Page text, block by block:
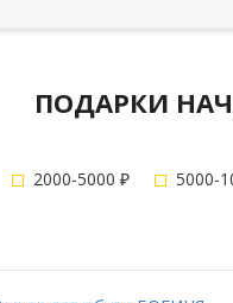
ПОДАРКИ
2000-5000 ₽ 5000-